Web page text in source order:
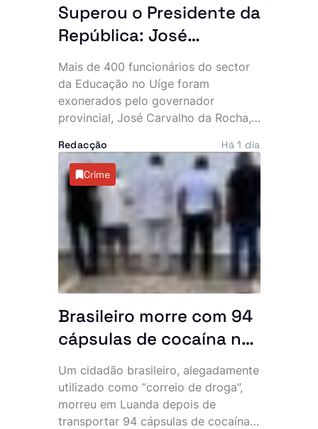
Superou o Presidente da
República: José
Carvalho da Rocha
exonera mais de 400
quadros da Educação
no Uíge
Mais de 400 funcionários do sector
da Educação no Uíge foram
exonerados pelo governador
provincial, José Carvalho da Rocha,
sempre na estrutura de direcção e
chefia das instituições de ensino da
província.
Redacção Há 1 dia
Crime
Brasileiro morre com 94
cápsulas de cocaína no
abdómen e SIC
desmantela parte da
rede
Um cidadão brasileiro, alegadamente
utilizado como “correio de droga”,
morreu em Luanda depois de
transportar 94 cápsulas de cocaína